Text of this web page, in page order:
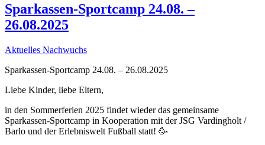
Sparkassen-Sportcamp 24.08. –
26.08.2025
Aktuelles Nachwuchs
Sparkassen-Sportcamp 24.08. – 26.08.2025
Liebe Kinder, liebe Eltern,
in den Sommerferien 2025 findet wieder das gemeinsame
Sparkassen-Sportcamp in Kooperation mit der JSG Vardingholt /
Barlo und der Erlebniswelt Fußball statt! 🥳